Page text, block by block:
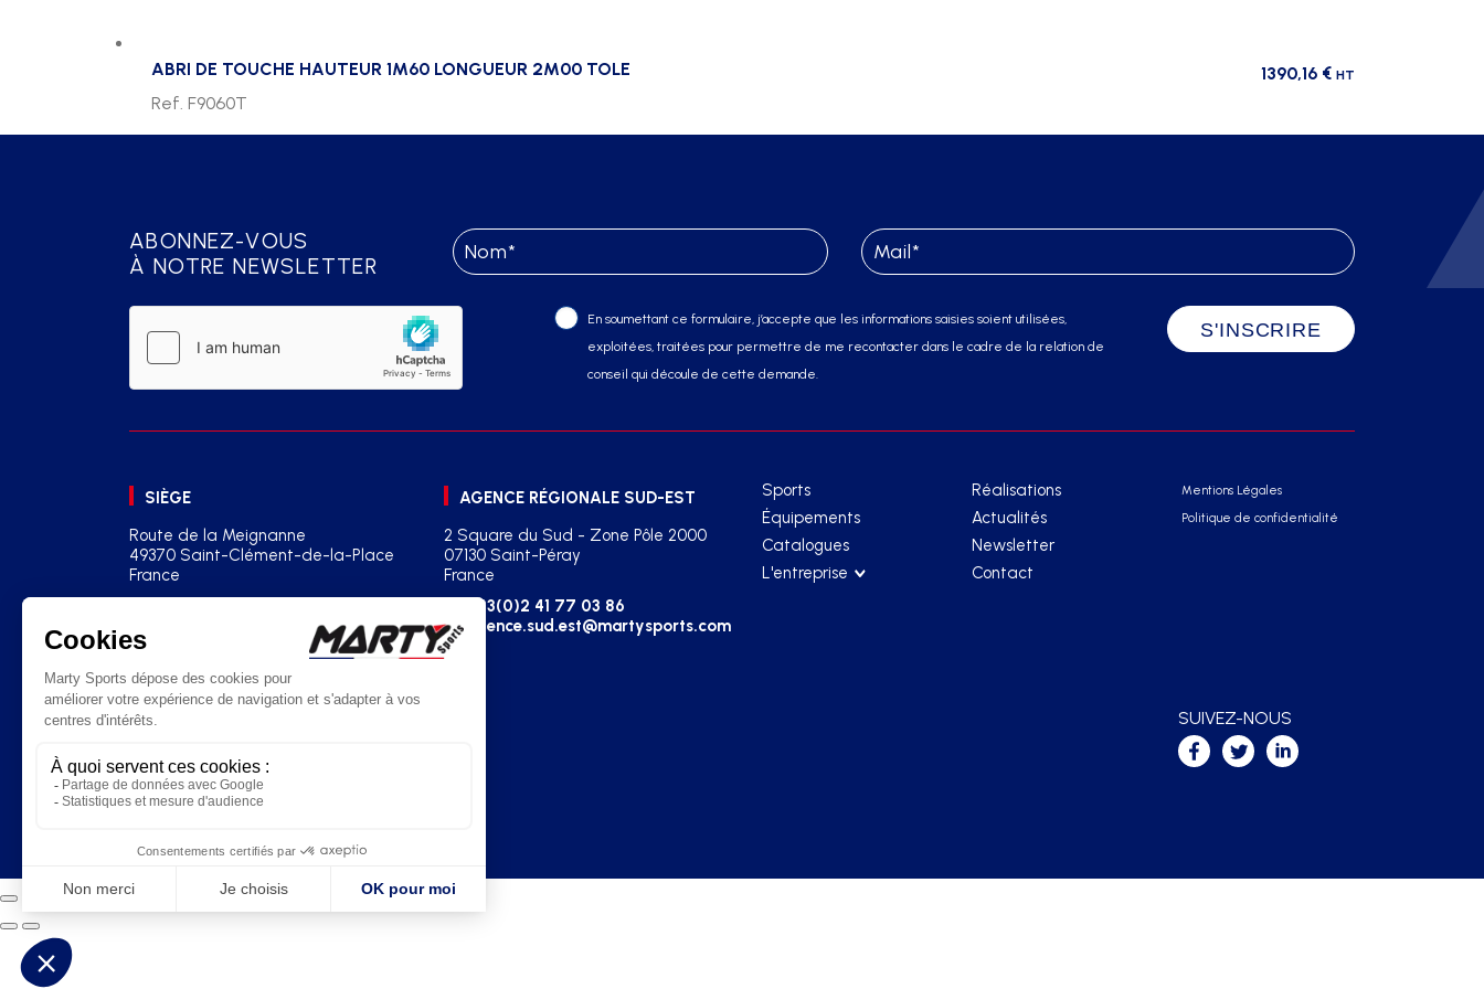
ABRI DE TOUCHE HAUTEUR 1M60 LONGUEUR 2M00 TOLE 1390,16 € HT
Ref. F9060T
ABONNEZ-VOUS
À NOTRE NEWSLETTER
En soumettant ce formulaire, j’accepte que les informations saisies soient utilisées,
exploitées, traitées pour permettre de me recontacter dans le cadre de la relation de
conseil qui découle de cette demande.
SIÈGE
Route de la Meignanne
49370 Saint-Clément-de-la-Place
France
contact@martysports.com
AGENCE RÉGIONALE SUD-EST
2 Square du Sud - Zone Pôle 2000
07130 Saint-Péray
France
+33(0)2 41 77 03 86
agence.sud.est@martysports.com
Sports
Équipements
Catalogues
L'entreprise
Réalisations
Actualités
Newsletter
Contact
Mentions Légales
Politique de confidentialité
SUIVEZ-NOUS